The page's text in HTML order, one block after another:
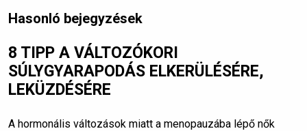
Hasonló bejegyzések
8 TIPP A VÁLTOZÓKORI
SÚLYGYARAPODÁS ELKERÜLÉSÉRE,
LEKÜZDÉSÉRE
A hormonális változások miatt a menopauzába lépő nők